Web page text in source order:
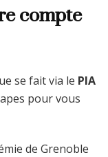
compte
se fait via le PIA
pour vous
de Grenoble